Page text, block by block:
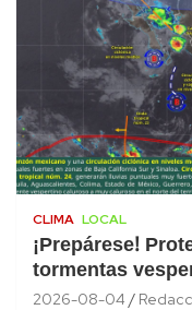
CLIMA LOCAL
¡Prepárese!
tormentas
2026-08-04